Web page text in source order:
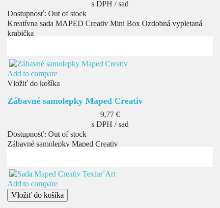
s DPH / sad
Dostupnosť: Out of stock
Kreatívna sada MAPED Creativ Mini Box Ozdobná vypletaná
krabička
Add to compare
Vložiť do košíka
Zábavné samolepky Maped Creativ
Cena
9,77 €
s DPH / sad
Dostupnosť: Out of stock
Zábavné samolepky Maped Creativ
Add to compare
Vložiť do košíka